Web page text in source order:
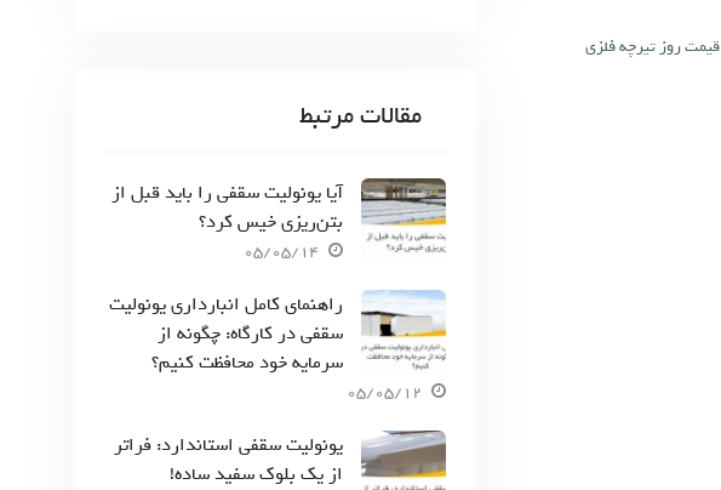
قیمت روز تیرچه فلزی
مقالات مرتبط
آیا یونولیت سقفی را باید قبل از
بتن‌ریزی خیس کرد؟
05/05/14
راهنمای کامل انبارداری یونولیت
سقفی در کارگاه: چگونه از
سرمایه خود محافظت کنیم؟
05/05/12
یونولیت سقفی استاندارد: فراتر
از یک بلوک سفید ساده!